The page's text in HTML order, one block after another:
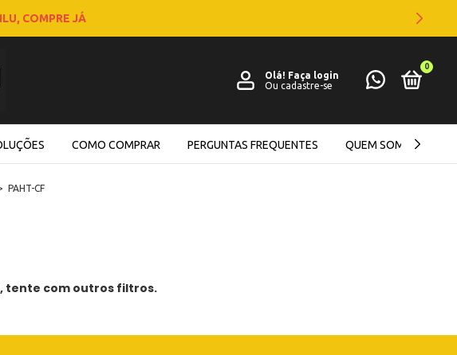
COMPRE JÁ
Olá! Faça login
Ou cadastre-se
0
COMO COMPRAR PERGUNTAS FREQUENTES QUEM SOMOS
PAHT-CF
tente com outros filtros.